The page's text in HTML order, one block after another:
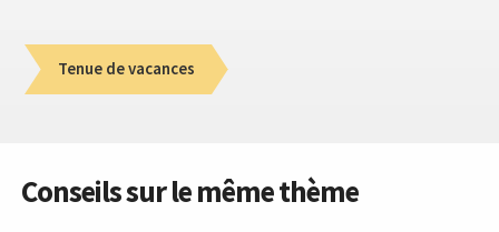
Tenue de vacances
Conseils sur le même thème